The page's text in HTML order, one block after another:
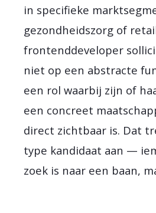
in specifieke
gezondheidszorg of
frontenddeveloper
niet op een abstracte
een rol waarbij zijn of
een concreet
direct zichtbaar is. Dat
type kandidaat aan —
zoek is naar een baan,